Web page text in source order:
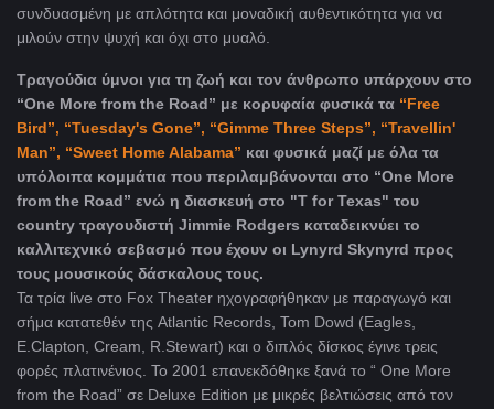
συνδυασμένη με απλότητα και μοναδική αυθεντικότητα για να
μιλούν στην ψυχή και όχι στο μυαλό.
Τραγούδια ύμνοι για τη ζωή και τον άνθρωπο υπάρχουν στο
“One More from the Road” με κορυφαία φυσικά τα “Free
Bird”, “Tuesday's Gone”, “Gimme Three Steps”, “Travellin'
Man”, “Sweet Home Alabama” και φυσικά μαζί με όλα τα
υπόλοιπα κομμάτια που περιλαμβάνονται στο “One More
from the Road” ενώ η διασκευή στο "T for Texas" του
country τραγουδιστή Jimmie Rodgers καταδεικνύει το
καλλιτεχνικό σεβασμό που έχουν οι Lynyrd Skynyrd προς
τους μουσικούς δάσκαλους τους.
Τα τρία live στο Fox Theater ηχογραφήθηκαν με παραγωγό και
σήμα κατατεθέν της Atlantic Records, Tom Dowd (Eagles,
E.Clapton, Cream, R.Stewart) και ο διπλός δίσκος έγινε τρεις
φορές πλατινένιος. Το 2001 επανεκδόθηκε ξανά το “ One More
from the Road” σε Deluxe Edition με μικρές βελτιώσεις από τον